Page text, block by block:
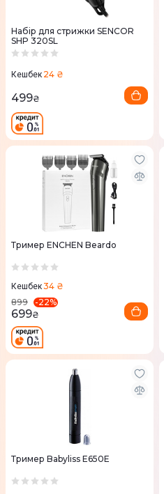
Набір для стрижки SENCOR
SHP 320SL
Кешбек 24 ₴
499₴
Тример ENCHEN Beardo
Кешбек34 ₴
899
-22%
699₴
Тример Babyliss E650E